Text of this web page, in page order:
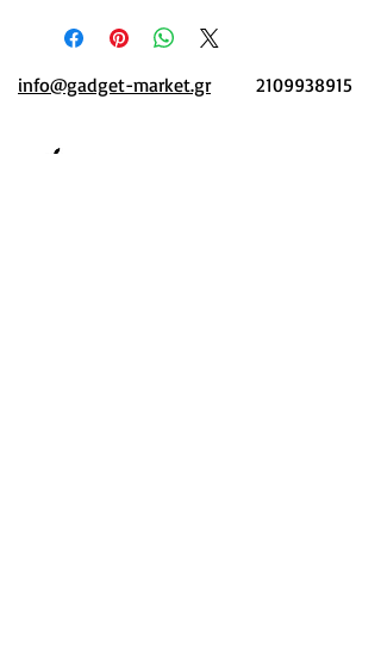
info@gadget-market.gr 2109938915